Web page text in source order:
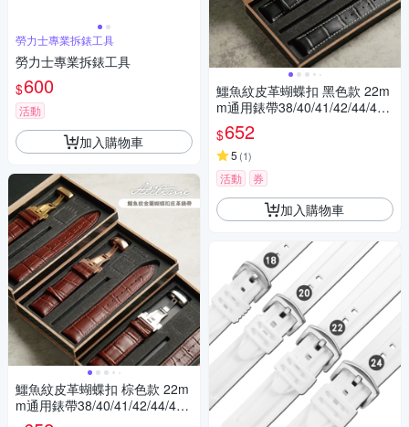
勞力士專業拆錶工具
勞力士專業拆錶工具
$600
活動
加入購物車
鱷魚紋皮革蝴蝶扣 棕色款 22m
m通用錶帶38/40/41/42/44/45/
49 Apple watch
鱷魚紋皮革蝴蝶扣 黑色款 22m
m通用錶帶38/40/41/42/44/45/
49 Apple watch
$652
5 (1)
活動 券
加入購物車